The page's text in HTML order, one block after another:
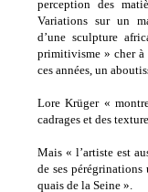
perception des
Variations sur un
d’une sculpture
primitivisme » cher à
ces années, un
Lore Krüger «
cadrages et des
Mais « l’artiste est
de ses pérégrinations
quais de la Seine ».